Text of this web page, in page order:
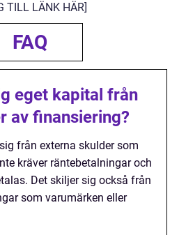
TILL LÄNK HÄR]
FAQ
eget kapital från
av finansiering?
från externa skulder som
kräver räntebetalningar och
Det skiljer sig också från
som varumärken eller